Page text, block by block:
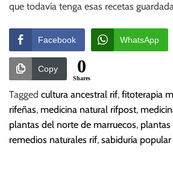
que todavía tenga esas recetas
Facebook WhatsApp
Copy 0
Shares
Tagged cultura ancestral rif, fitoterapia
rifeñas, medicina natural rifpost,
plantas del norte de marruecos,
remedios naturales rif, sabiduría